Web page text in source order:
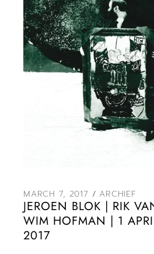
MARCH 7, 2017 ARCHIEF
JEROEN BLOK | RIK
WIM HOFMAN | 1
2017